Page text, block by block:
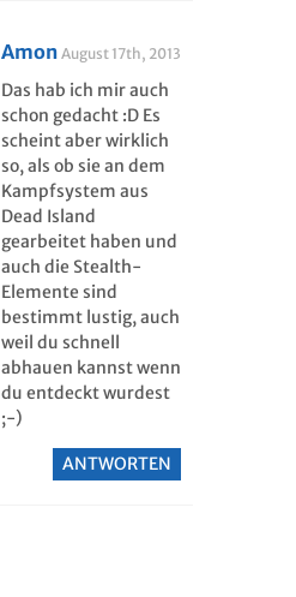
Amon August 17th, 2013
Das hab ich mir auch
schon gedacht :D Es
scheint aber wirklich
so, als ob sie an dem
Kampfsystem aus
Dead Island
gearbeitet haben und
auch die Stealth-
Elemente sind
bestimmt lustig, auch
weil du schnell
abhauen kannst wenn
du entdeckt wurdest
;-)
ANTWORTEN